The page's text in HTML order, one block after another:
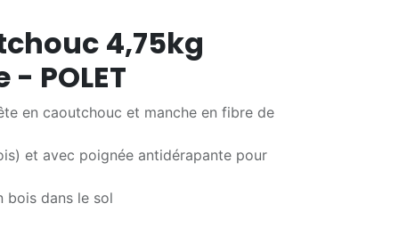
4,75kg
POLET
en caoutchouc et manche en fibre de
et avec poignée antidérapante pour
bois dans le sol